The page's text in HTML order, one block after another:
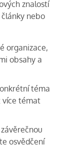
znalostí
nebo
organizace,
obsahy a
téma
více témat
osvědčení